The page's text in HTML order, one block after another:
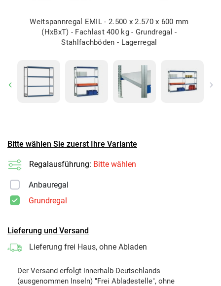
Weitspannregal EMIL - 2.500 x 2.570 x 600 mm
(HxBxT) - Fachlast 400 kg - Grundregal -
Stahlfachböden - Lagerregal
Previous
Bitte wählen Sie zuerst Ihre Variante
Regalausführung: Bitte wählen
Anbauregal
Grundregal
Lieferung und Versand
Lieferung frei Haus, ohne Abladen
Der Versand erfolgt innerhalb Deutschlands
(ausgenommen Inseln) "Frei Abladestelle", ohne